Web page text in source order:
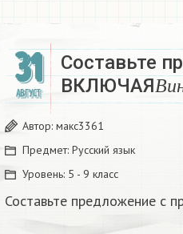
31
АВГУСТ
Составьте
ВКЛЮЧАЯ В и
Ви
Автор: макс3361
Предмет: Русский язык
Уровень: 5 - 9 класс
Составьте предложение с